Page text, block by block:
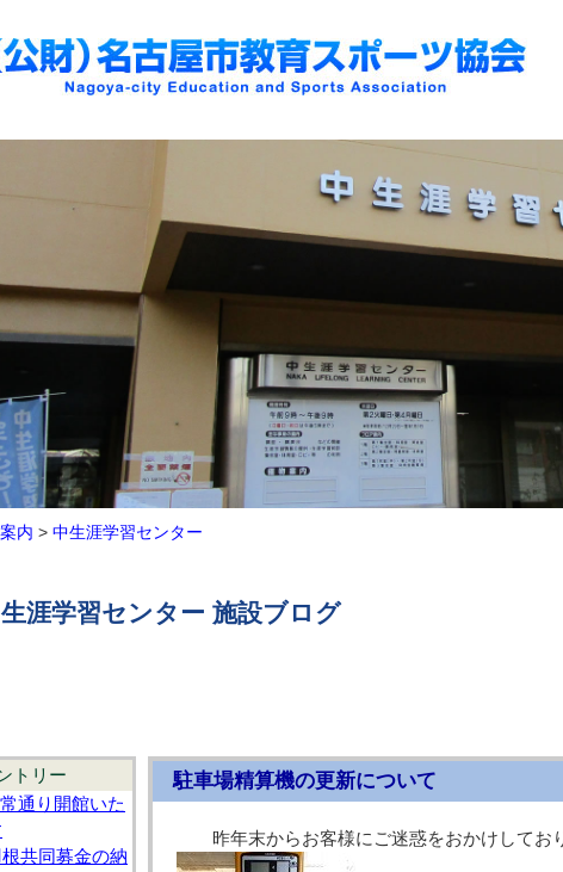
内 > 中生涯学習センター
涯学習センター 施設ブログ
トリー
通り開館いた
共同募金の納
駐車場精算機の更新について
昨年末からお客様にご迷惑をおかけしてお